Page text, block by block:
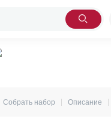
Собрать набор Описание